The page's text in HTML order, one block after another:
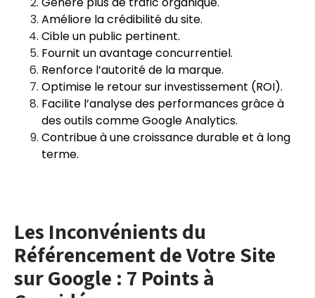
Améliore la crédibilité du site.
Cible un public pertinent.
Fournit un avantage concurrentiel.
Renforce l’autorité de la marque.
Optimise le retour sur investissement (ROI).
Facilite l’analyse des performances grâce à
des outils comme Google Analytics.
Contribue à une croissance durable et à long
terme.
Les Inconvénients du
Référencement de Votre Site
sur Google : 7 Points à